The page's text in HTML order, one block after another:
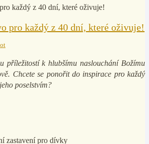
pro každý z 40 dní, které oživuje!
příležitostí k hlubšímu naslouchání Božímu
Chcete se ponořit do inspirace pro každý
poselstvím?